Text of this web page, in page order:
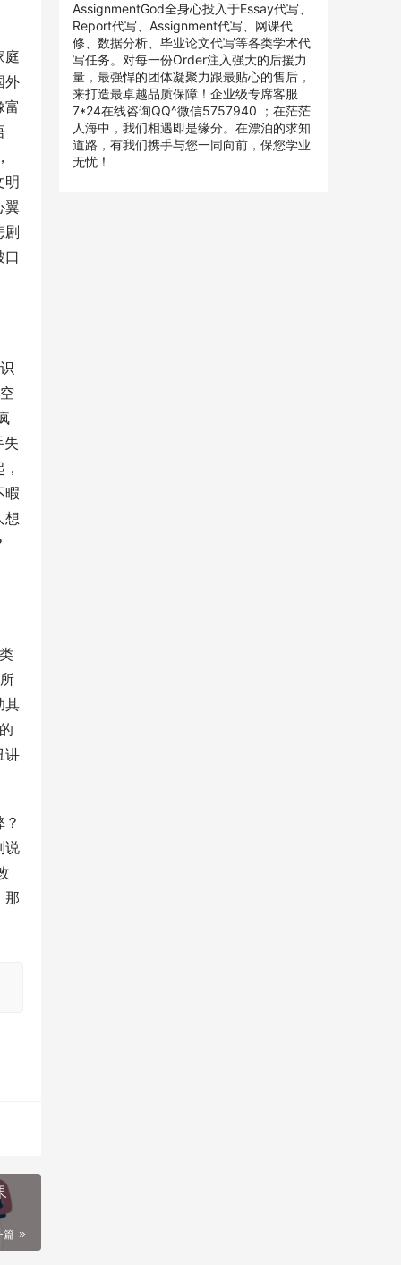
庭
外
富
明
翼
剧
口
失
暇
想
其
讲
说
那
篇
AssignmentGod全身心投入于Essay代写、
Report代写、Assignment代写、网课代
修、数据分析、毕业论文代写等各类学术代
写任务。对每一份Order注入强大的后援力
量，最强悍的团体凝聚力跟最贴心的售后，
来打造最卓越品质保障！企业级专席客服
7*24在线咨询QQ^微信5757940 ；在茫茫
人海中，我们相遇即是缘分。在漂泊的求知
道路，有我们携手与您一同向前，保您学业
无忧！